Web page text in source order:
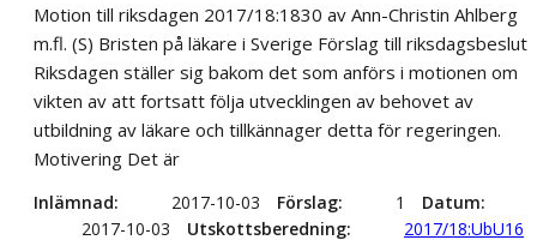
Motion till riksdagen 2017/18:1830 av Ann-Christin Ahlberg
m.fl. (S) Bristen på läkare i Sverige Förslag till riksdagsbeslut
Riksdagen ställer sig bakom det som anförs i motionen om
vikten av att fortsatt följa utvecklingen av behovet av
utbildning av läkare och tillkännager detta för regeringen.
Motivering Det är
Inlämnad 2017-10-03 Förslag 1
Datum
2017-10-03
Utskottsberedning
2017/18:UbU16